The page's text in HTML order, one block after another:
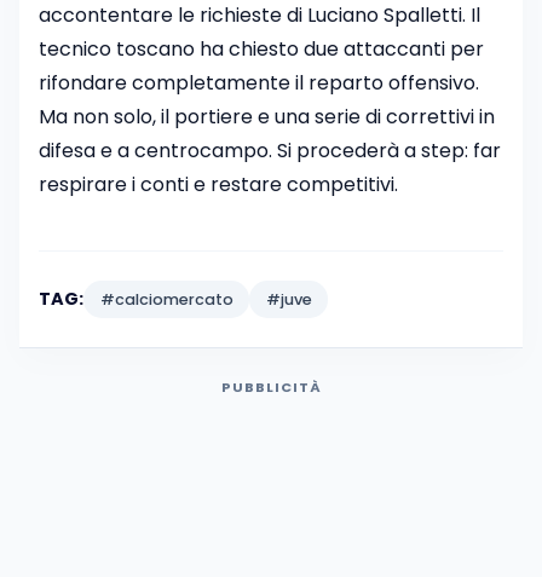
accontentare le richieste di Luciano Spalletti. Il
tecnico toscano ha chiesto due attaccanti per
rifondare completamente il reparto offensivo.
Ma non solo, il portiere e una serie di correttivi in
difesa e a centrocampo. Si procederà a step: far
respirare i conti e restare competitivi.
TAG: #calciomercato #juve
PUBBLICITÀ